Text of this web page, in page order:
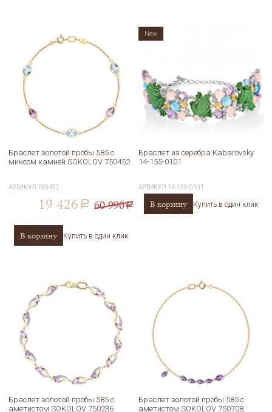
Браслет золотой пробы 585 с
миксом камней SOKOLOV 750452
АРТИКУЛ750452
19 426 a 60 990a
В корзину Купить в один клик
Браслет из серебра Kabarovsky
14-155-0101
АРТИКУЛ 14-155-0101
В корзину Купить в один клик
New
Браслет золотой пробы 585 с
аметистом SOKOLOV 750236
Браслет золотой пробы 585 с
аметистом SOKOLOV 750708